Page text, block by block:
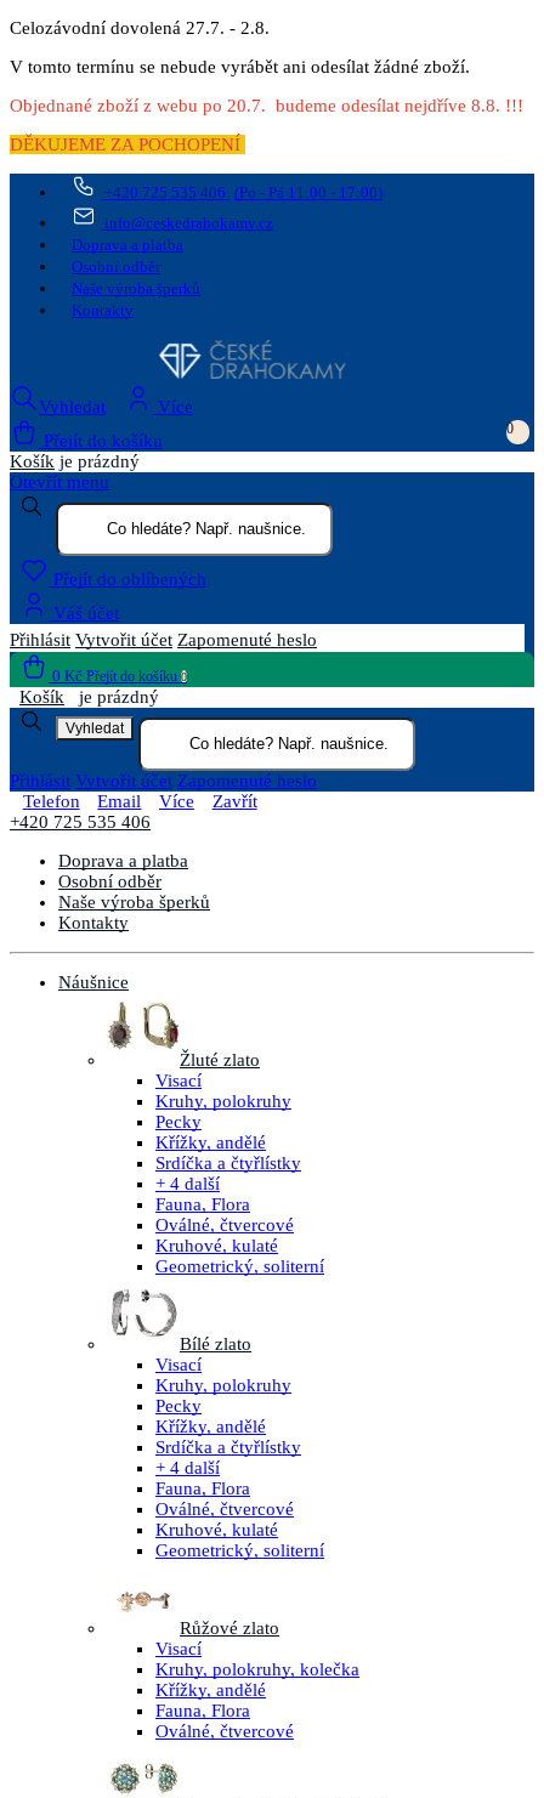
Celozávodní dovolená 27.7. - 2.8.
V tomto termínu se nebude vyrábět ani odesílat žádné zboží.
Objednané zboží z webu po 20.7. budeme odesílat nejdříve 8.8. !!!
DĚKUJEME ZA POCHOPENÍ
+420 725 535 406 (Po - Pá 11:00 - 17:00)
info@ceskedrahokamy.cz
Doprava a platba
Osobní odběr
Naše výroba šperků
Kontakty
Vyhledat
Více
Přejít do košíku
0
Košík je prázdný
Otevřít menu
Přejít do oblíbených
Váš účet
Přihlásit Vytvořit účet Zapomenuté heslo
0 Kč Přejít do košíku 0
Košík je prázdný
Vyhledat
Přihlásit Vytvořit účet Zapomenuté heslo
Telefon
Email Více
Zavřít
+420 725 535 406
Doprava a platba
Osobní odběr
Naše výroba šperků
Kontakty
Náušnice
Žluté zlato
Visací
Kruhy, polokruhy
Pecky
Křížky, andělé
Srdíčka a čtyřlístky
+ 4 další
Fauna, Flora
Oválné, čtvercové
Kruhové, kulaté
Geometrický, soliterní
Bílé zlato
Visací
Kruhy, polokruhy
Pecky
Křížky, andělé
Srdíčka a čtyřlístky
+ 4 další
Fauna, Flora
Oválné, čtvercové
Kruhové, kulaté
Geometrický, soliterní
Růžové zlato
Visací
Kruhy, polokruhy, kolečka
Křížky, andělé
Fauna, Flora
Oválné, čtvercové